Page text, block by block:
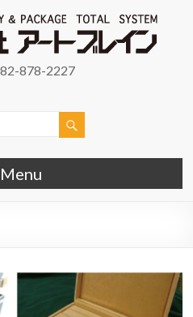
878-2227
Menu